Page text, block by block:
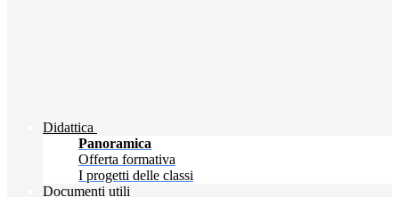
Didattica
Panoramica
Offerta formativa
I progetti delle classi
Documenti utili